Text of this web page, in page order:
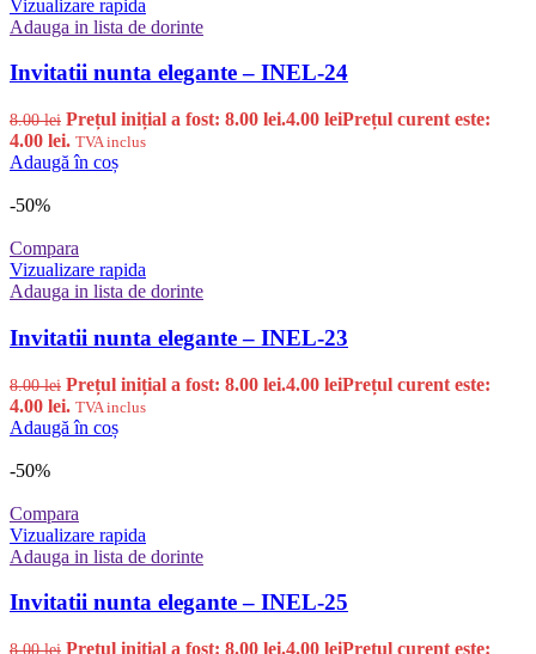
Vizualizare rapida
Adauga in lista de dorinte
Invitatii nunta elegante – INEL-24
8.00lei Prețul inițial a fost: 8.00 lei.4.00 leiPrețul curent este:
4.00 lei. TVA inclus
Adaugă în coș
-50%
Compara
Vizualizare rapida
Adauga in lista de dorinte
Invitatii nunta elegante – INEL-23
8.00lei Prețul inițial a fost: 8.00 lei.4.00 leiPrețul curent este:
4.00 lei. TVA inclus
Adaugă în coș
-50%
Compara
Vizualizare rapida
Adauga in lista de dorinte
Invitatii nunta elegante – INEL-25
8.00lei Prețul inițial a fost: 8.00 lei.4.00 leiPrețul curent este: